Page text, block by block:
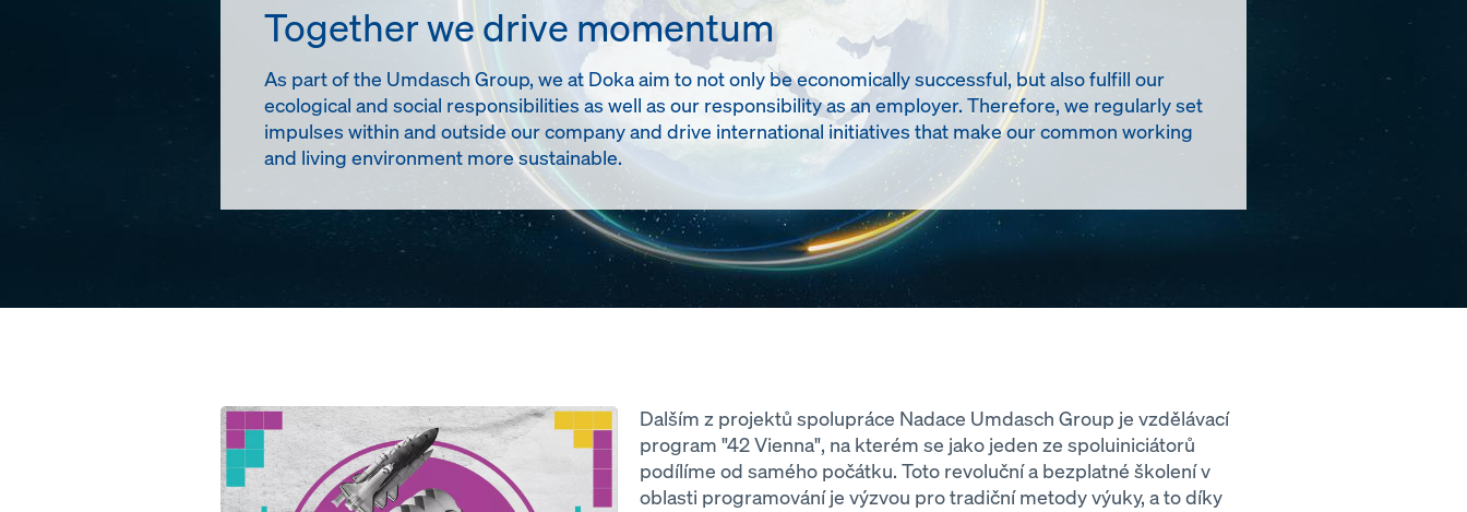
Together we drive momentum
As part of the Umdasch Group, we at Doka aim to not only be economically successful, but also fulfill our
ecological and social responsibilities as well as our responsibility as an employer. Therefore, we regularly set
impulses within and outside our company and drive international initiatives that make our common working
and living environment more sustainable.
Open
Dalším z projektů spolupráce Nadace Umdasch Group je vzdělávací
program "42 Vienna", na kterém se jako jeden ze spoluiniciátorů
podílíme od samého počátku. Toto revoluční a bezplatné školení v
oblasti programování je výzvou pro tradiční metody výuky, a to díky